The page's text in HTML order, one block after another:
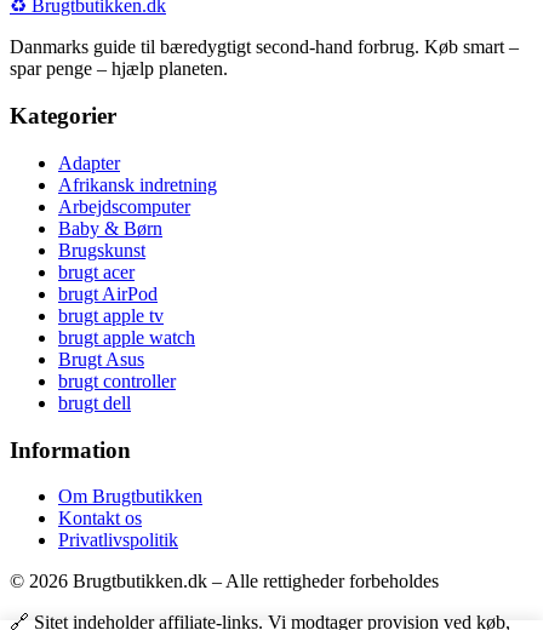
♻️ Brugtbutikken.dk
Danmarks guide til bæredygtigt second-hand forbrug. Køb smart –
spar penge – hjælp planeten.
Kategorier
Adapter
Afrikansk indretning
Arbejdscomputer
Baby & Børn
Brugskunst
brugt acer
brugt AirPod
brugt apple tv
brugt apple watch
Brugt Asus
brugt controller
brugt dell
Information
Om Brugtbutikken
Kontakt os
Privatlivspolitik
© 2026 Brugtbutikken.dk – Alle rettigheder forbeholdes
🔗 Sitet indeholder affiliate-links. Vi modtager provision ved køb,